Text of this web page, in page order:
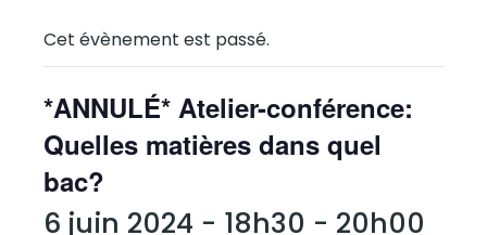
Cet évènement est passé.
*ANNULÉ* Atelier-conférence:
Quelles matières dans quel
bac?
6 juin 2024 - 18h30 - 20h00